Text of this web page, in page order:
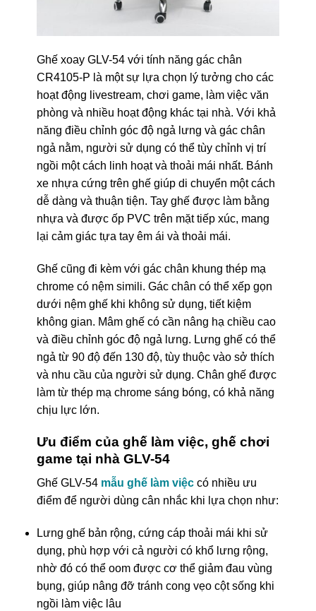
Ghế xoay GLV-54 với tính năng gác chân
CR4105-P là một sự lựa chọn lý tưởng cho các
hoạt động livestream, chơi game, làm việc văn
phòng và nhiều hoạt động khác tại nhà. Với khả
năng điều chỉnh góc độ ngả lưng và gác chân
ngả nằm, người sử dụng có thể tùy chỉnh vị trí
ngồi một cách linh hoạt và thoải mái nhất. Bánh
xe nhựa cứng trên ghế giúp di chuyển một cách
dễ dàng và thuận tiện. Tay ghế được làm bằng
nhựa và được ốp PVC trên mặt tiếp xúc, mang
lại cảm giác tựa tay êm ái và thoải mái.
Ghế cũng đi kèm với gác chân khung thép mạ
chrome có nệm simili. Gác chân có thể xếp gọn
dưới nệm ghế khi không sử dụng, tiết kiệm
không gian. Mâm ghế có cần nâng hạ chiều cao
và điều chỉnh góc độ ngả lưng. Lưng ghế có thể
ngả từ 90 độ đến 130 độ, tùy thuộc vào sở thích
và nhu cầu của người sử dụng. Chân ghế được
làm từ thép mạ chrome sáng bóng, có khả năng
chịu lực lớn.
Ưu điểm của ghế làm việc, ghế chơi
game tại nhà GLV-54
Ghế GLV-54 mẫu ghế làm việccó nhiều ưu
điểm để người dùng cân nhắc khi lựa chọn như:
Lưng ghế bản rộng, cứng cáp thoải mái khi sử
dụng, phù hợp với cả người có khổ lưng rộng,
nhờ đó có thể oom được cơ thể giảm đau vùng
bụng, giúp nâng đỡ tránh cong vẹo cột sống khi
ngồi làm việc lâu